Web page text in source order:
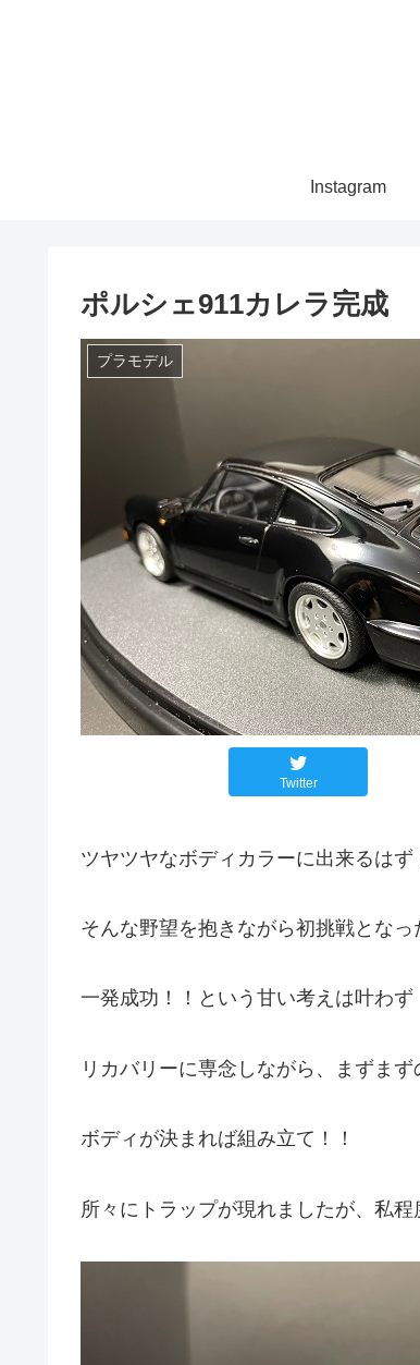
Instagram
ポルシェ911カレラ完成
プラモデル
Twitter
ツヤツヤなボディカラーに出来るはず
そんな野望を抱きながら初挑戦となっ
一発成功！！という甘い考えは叶わず
リカバリーに専念しながら、まずまず
ボディが決まれば組み立て！！
所々にトラップが現れましたが、私程